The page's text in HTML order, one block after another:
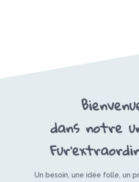
dans notre
Un besoin, une idée folle, un